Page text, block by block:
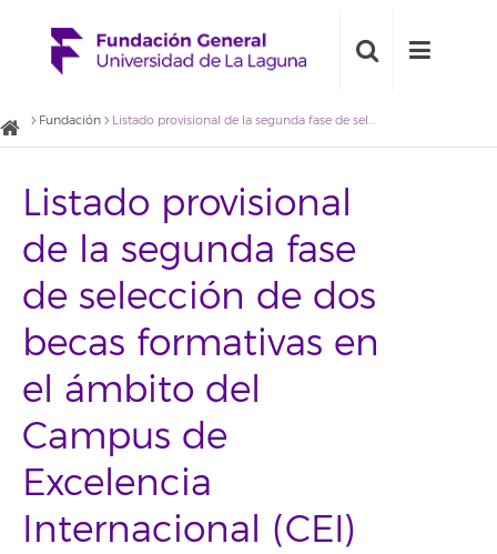
Fundación Listado provisional de la segunda fase de selección de dos becas formativas en el ámbito del Campus de Excelencia Internacional (CEI)
Listado provisional
de la segunda fase
de selección de dos
becas formativas en
el ámbito del
Campus de
Excelencia
Internacional (CEI)